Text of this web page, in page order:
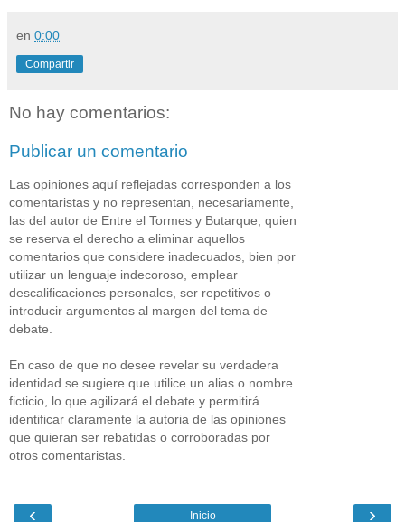
en 0:00
Compartir
No hay comentarios:
Publicar un comentario
Las opiniones aquí reflejadas corresponden a los
comentaristas y no representan, necesariamente,
las del autor de Entre el Tormes y Butarque, quien
se reserva el derecho a eliminar aquellos
comentarios que considere inadecuados, bien por
utilizar un lenguaje indecoroso, emplear
descalificaciones personales, ser repetitivos o
introducir argumentos al margen del tema de
debate.
En caso de que no desee revelar su verdadera
identidad se sugiere que utilice un alias o nombre
ficticio, lo que agilizará el debate y permitirá
identificar claramente la autoria de las opiniones
que quieran ser rebatidas o corroboradas por
otros comentaristas.
‹ ›
Inicio